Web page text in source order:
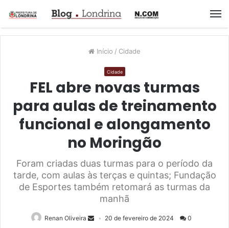
Início / Cidade
Cidade
FEL abre novas turmas
para aulas de treinamento
funcional e alongamento
no Moringão
Foram criadas duas turmas para o período da
tarde, com aulas às terças e quintas; Fundação
de Esportes também retomará as turmas da
manhã
Renan Oliveira 20 de fevereiro de 2024 0